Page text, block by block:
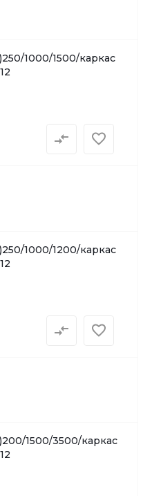
1000/1500/каркас
1000/1200/каркас
1500/3500/каркас